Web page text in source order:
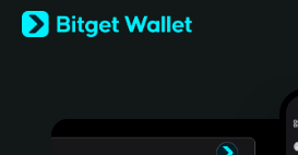
English
日本語
Türkçe